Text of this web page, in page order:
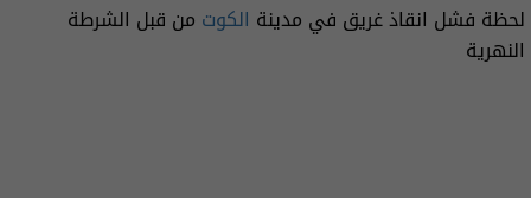
‏لحظة فشل انقاذ غريق في مدينة الكوت من قبل الشرطة
النهرية